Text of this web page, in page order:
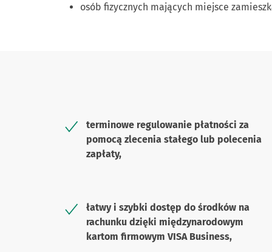
osób fizycznych mających miejsce
terminowe regulowanie płatności za
pomocą zlecenia stałego lub polecenia
zapłaty,
łatwy i szybki dostęp do środków na
rachunku dzięki międzynarodowym
kartom firmowym VISA Business,